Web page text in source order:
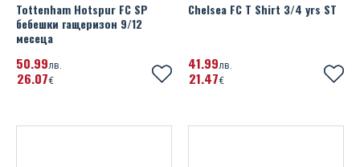
Tottenham Hotspur FC SP
бебешки гащеризон 9/12
месеца
50 99лв.
26 07€
Chelsea FC T Shirt 3/4 yrs ST
41 99лв.
21 47€